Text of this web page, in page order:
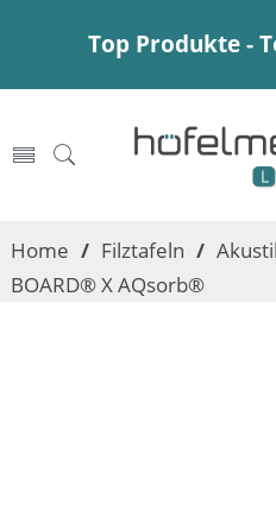
Top Produkte -
Home / Filztafeln /
BOARD® X AQsorb®